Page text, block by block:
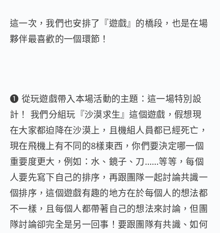
這一次，我們也安排了『遊戲』的橋段，也是在場
夥伴最喜歡的一個環節！
➊ 從玩遊戲帶入本場活動的主題：這一場特別設
計！ 我們分組玩『沙漠求生』這個遊戲，假想現
在大家都迫降在沙漠上，且機組人員都已經死亡，
現在飛機上有不同的8樣東西，你們要決定哪一個
重要度更大，例如：水、鏡子、刀……等等，每個
人要先寫下自己的排序，再跟團隊一起討論共識一
個排序，這個遊戲有趣的地方在於每個人的想法都
不一樣，且每個人都帶著自己的想法來討論，但團
隊討論卻完全是另一回事！要跟團隊有共識、如何